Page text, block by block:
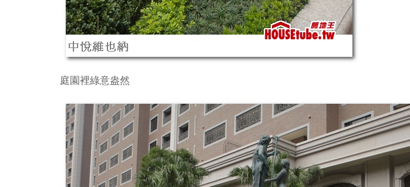
庭園裡綠意盎然